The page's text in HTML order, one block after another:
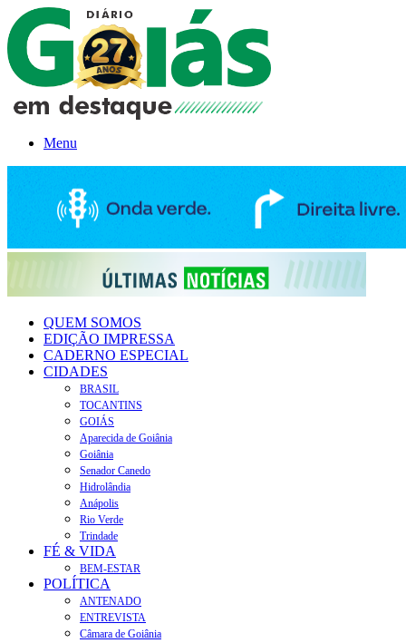
Menu
QUEM SOMOS
EDIÇÃO IMPRESSA
CADERNO ESPECIAL
CIDADES
BRASIL
TOCANTINS
GOIÁS
Aparecida de Goiânia
Goiânia
Senador Canedo
Hidrolândia
Anápolis
Rio Verde
Trindade
FÉ & VIDA
BEM-ESTAR
POLÍTICA
ANTENADO
ENTREVISTA
Câmara de Goiânia